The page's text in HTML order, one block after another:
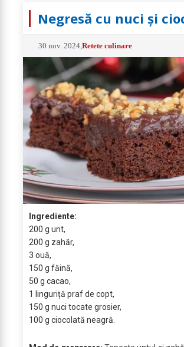
Negresă cu nuci și
30 nov. 2024 ,Retete culinare
Ingrediente:
200 g unt,
200 g zahăr,
3 ouă,
150 g făină,
50 g cacao,
1 linguriță praf de copt,
150 g nuci tocate grosier,
100 g ciocolată neagră.